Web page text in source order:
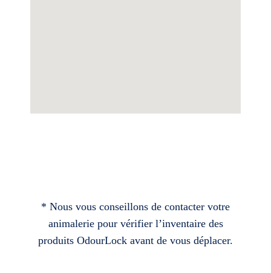
* Nous vous conseillons de contacter votre
animalerie pour vérifier l’inventaire des
produits OdourLock avant de vous déplacer.